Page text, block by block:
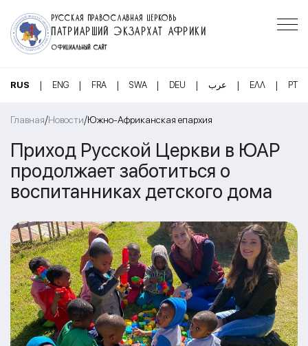
РУССКАЯ ПРАВОСЛАВНАЯ ЦЕРКОВЬ
ПАТРИАРШИЙ ЭКЗАРХАТ АФРИКИ
ОФИЦИАЛЬНЫЙ САЙТ
RUS | ENG | FRA | SWA | DEU | عرب | ΕΛΛ | PT
Главная/Новости/Южно-Африканская епархия
Приход Русской Церкви в ЮАР
продолжает заботиться о
воспитанниках детского дома